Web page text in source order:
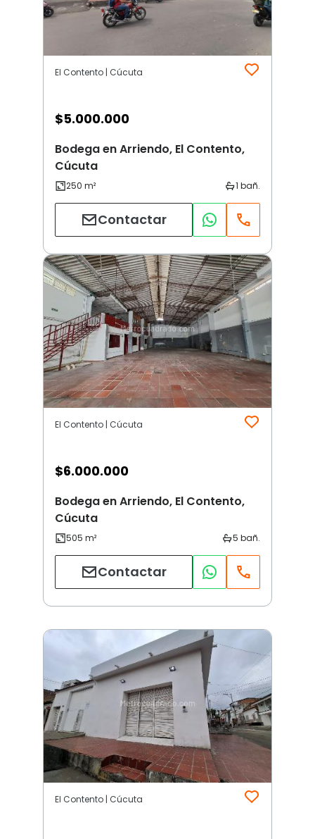
El Contento | Cúcuta
$5.000.000
Bodega en Arriendo, El Contento,
Cúcuta
Contactar
El Contento | Cúcuta
$6.000.000
Bodega en Arriendo, El Contento,
Cúcuta
Contactar
El Contento | Cúcuta